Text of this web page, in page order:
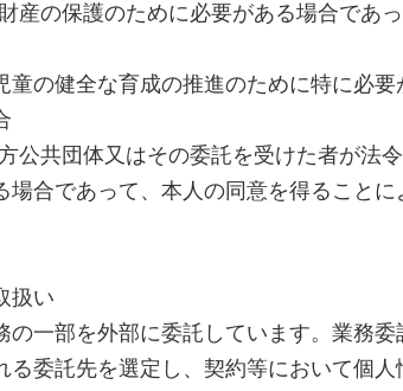
産の保護のために必要がある場合であ
童の健全な育成の推進のために特に必
公共団体又はその委託を受けた者が法
場合であって、本人の同意を得ること
扱い
の一部を外部に委託しています。業務
る委託先を選定し、契約等において個